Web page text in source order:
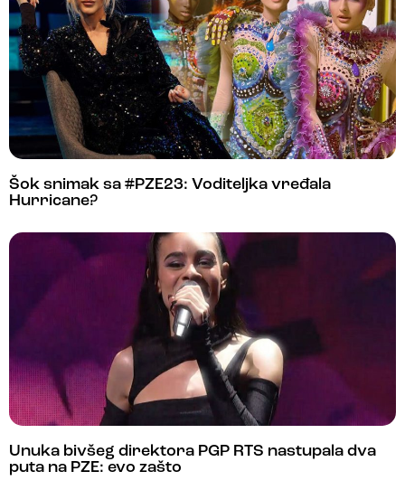
Šok snimak sa #PZE23: Voditeljka vređala
Hurricane?
Unuka bivšeg direktora PGP RTS nastupala dva
puta na PZE: evo zašto